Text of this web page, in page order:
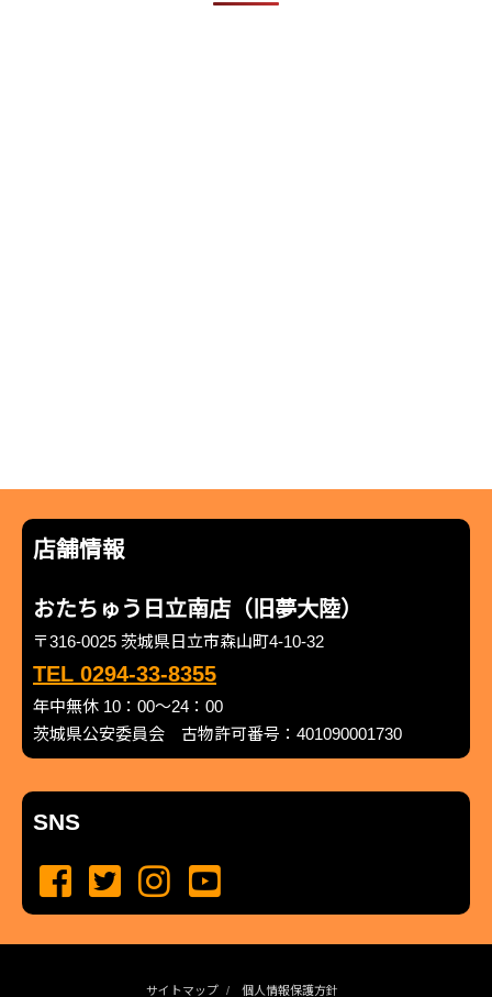
店舗情報
おたちゅう日立南店（旧夢大陸）
〒316-0025 茨城県日立市森山町4-10-32
TEL 0294-33-8355
年中無休 10：00～24：00
茨城県公安委員会 古物許可番号：401090001730
SNS
サイトマップ 個人情報保護方針